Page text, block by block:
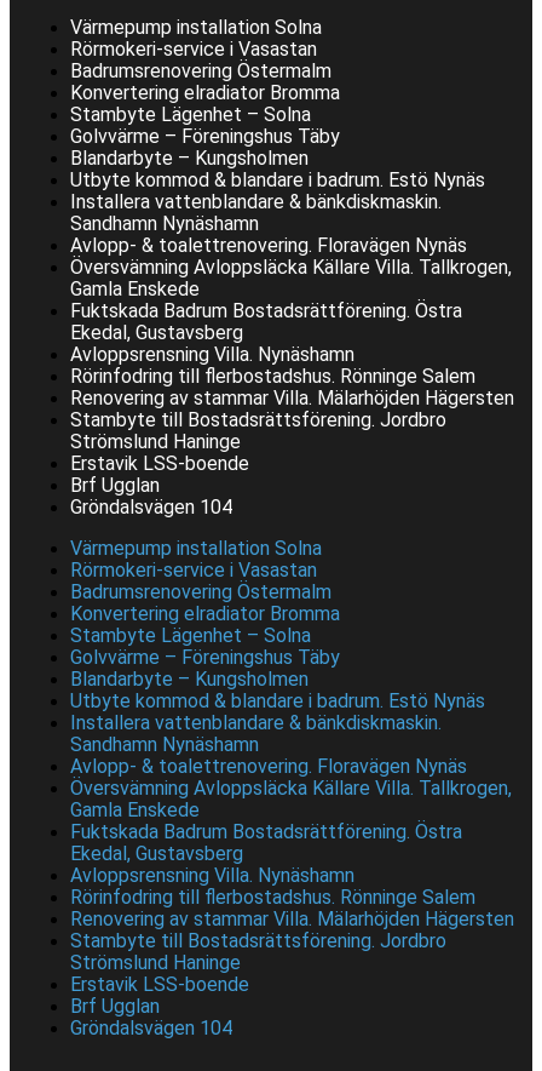
Värmepump installation Solna
Rörmokeri-service i Vasastan
Badrumsrenovering Östermalm
Konvertering elradiator Bromma
Stambyte Lägenhet – Solna
Golvvärme – Föreningshus Täby
Blandarbyte – Kungsholmen
Utbyte kommod & blandare i badrum. Estö Nynäs
Installera vattenblandare & bänkdiskmaskin.
Sandhamn Nynäshamn
Avlopp- & toalettrenovering. Floravägen Nynäs
Översvämning Avloppsläcka Källare Villa. Tallkrogen,
Gamla Enskede
Fuktskada Badrum Bostadsrättförening. Östra
Ekedal, Gustavsberg
Avloppsrensning Villa. Nynäshamn
Rörinfodring till flerbostadshus. Rönninge Salem
Renovering av stammar Villa. Mälarhöjden Hägersten
Stambyte till Bostadsrättsförening. Jordbro
Strömslund Haninge
Erstavik LSS-boende
Brf Ugglan
Gröndalsvägen 104
Värmepump installation Solna
Rörmokeri-service i Vasastan
Badrumsrenovering Östermalm
Konvertering elradiator Bromma
Stambyte Lägenhet – Solna
Golvvärme – Föreningshus Täby
Blandarbyte – Kungsholmen
Utbyte kommod & blandare i badrum. Estö Nynäs
Installera vattenblandare & bänkdiskmaskin.
Sandhamn Nynäshamn
Avlopp- & toalettrenovering. Floravägen Nynäs
Översvämning Avloppsläcka Källare Villa. Tallkrogen,
Gamla Enskede
Fuktskada Badrum Bostadsrättförening. Östra
Ekedal, Gustavsberg
Avloppsrensning Villa. Nynäshamn
Rörinfodring till flerbostadshus. Rönninge Salem
Renovering av stammar Villa. Mälarhöjden Hägersten
Stambyte till Bostadsrättsförening. Jordbro
Strömslund Haninge
Erstavik LSS-boende
Brf Ugglan
Gröndalsvägen 104